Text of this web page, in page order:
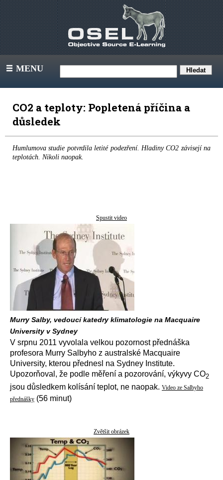
III MENU
CO2 a teploty: Popletená příčina a
důsledek
Humlumova studie potvrdila letité podezření. Hladiny CO2 závisejí na
teplotách. Nikoli naopak.
Spustit video
Murry Salby, vedoucí katedry klimatologie na Macquaire
University v Sydney
V srpnu 2011 vyvolala velkou pozornost přednáška
profesora Murry Salbyho z australské Macquaire
University, kterou přednesl na Sydney Institute.
Upozorňoval, že podle měření a pozorování, výkyvy CO2
jsou důsledkem kolísání teplot, ne naopak. Video ze Salbyho
přednášky (56 minut)
Zvětšit obrázek